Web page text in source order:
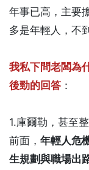
年事已高，主要
多是年輕人，不
我私下問老闆為
後勁的回答 ：
1.庫爾勒，甚至
前面， 年輕人危
生規劃與職場出